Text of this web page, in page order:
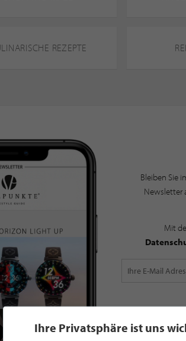
REZEPTE
Bleiben Sie
Newsletter
Mit
Ihre Privatsphäre ist uns